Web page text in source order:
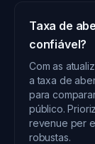
Taxa de
confiável?
Com as
a taxa de
para
público.
revenue per
robustas.